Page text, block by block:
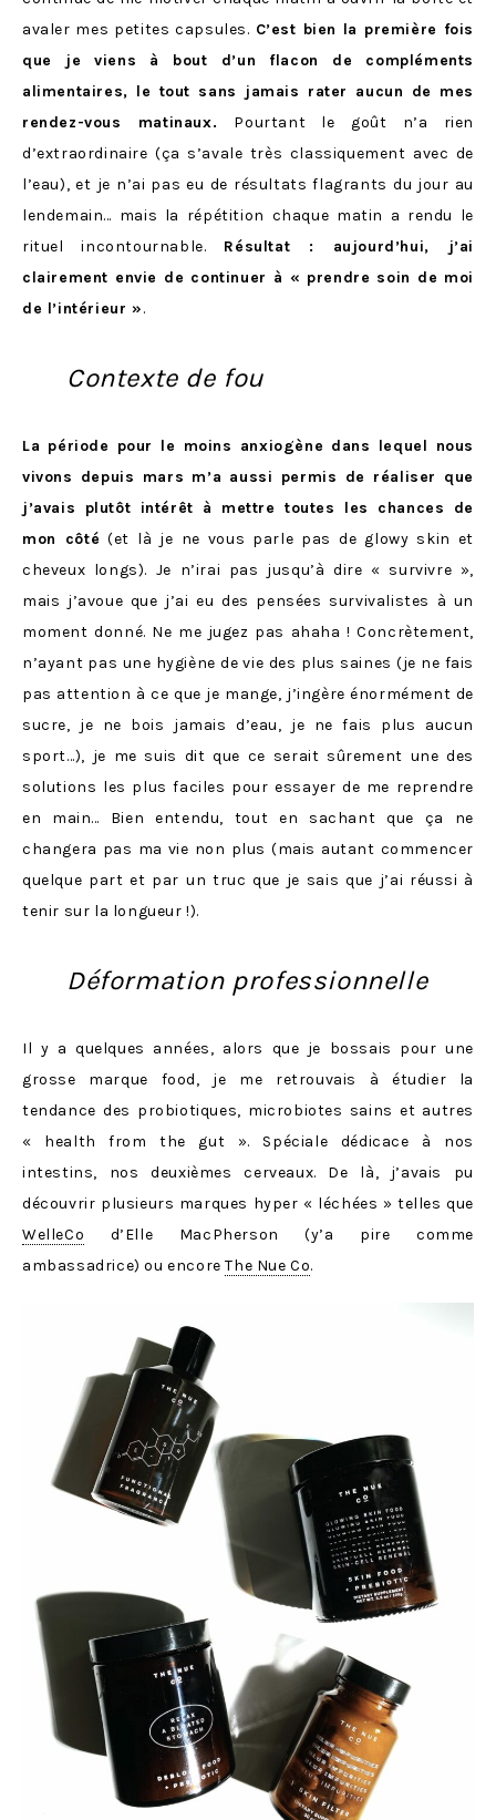
avaler mes petites capsules. C’est bien la première fois
que je viens à bout d’un flacon de compléments
alimentaires, le tout sans jamais rater aucun de mes
rendez-vous matinaux. Pourtant le goût n’a rien
d’extraordinaire (ça s’avale très classiquement avec de
l’eau), et je n’ai pas eu de résultats flagrants du jour au
lendemain… mais la répétition chaque matin a rendu le
rituel incontournable. Résultat : aujourd’hui, j’ai
clairement envie de continuer à « prendre soin de moi
de l’intérieur ».
Contexte de fou
La période pour le moins anxiogène dans lequel nous
vivons depuis mars m’a aussi permis de réaliser que
j’avais plutôt intérêt à mettre toutes les chances de
mon côté (et là je ne vous parle pas de glowy skin et
cheveux longs). Je n’irai pas jusqu’à dire « survivre »,
mais j’avoue que j’ai eu des pensées survivalistes à un
moment donné. Ne me jugez pas ahaha ! Concrètement,
n’ayant pas une hygiène de vie des plus saines (je ne fais
pas attention à ce que je mange, j’ingère énormément de
sucre, je ne bois jamais d’eau, je ne fais plus aucun
sport…), je me suis dit que ce serait sûrement une des
solutions les plus faciles pour essayer de me reprendre
en main… Bien entendu, tout en sachant que ça ne
changera pas ma vie non plus (mais autant commencer
quelque part et par un truc que je sais que j’ai réussi à
tenir sur la longueur !).
Déformation professionnelle
Il y a quelques années, alors que je bossais pour une
grosse marque food, je me retrouvais à étudier la
tendance des probiotiques, microbiotes sains et autres
« health from the gut ». Spéciale dédicace à nos
intestins, nos deuxièmes cerveaux. De là, j’avais pu
découvrir plusieurs marques hyper « léchées » telles que
WelleCo d’Elle MacPherson (y’a pire comme
ambassadrice) ou encoreThe Nue Co.